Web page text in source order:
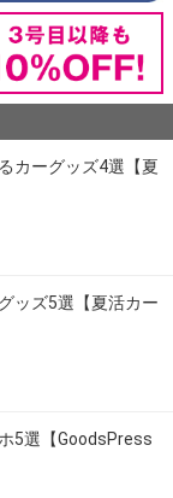
カーグッズ4選【夏
ッズ5選【夏活カー
5選【GoodsPress